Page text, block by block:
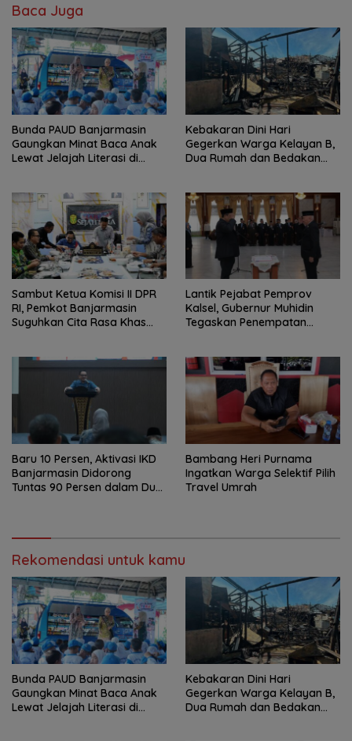
Baca Juga
Bunda PAUD Banjarmasin
Gaungkan Minat Baca Anak
Lewat Jelajah Literasi di
Kebakaran Dini Hari
Gegerkan Warga Kelayan B,
Dua Rumah dan Bedakan
Sambut Ketua Komisi II DPR
RI, Pemkot Banjarmasin
Suguhkan Cita Rasa Khas
Lantik Pejabat Pemprov
Kalsel, Gubernur Muhidin
Tegaskan Penempatan
Baru 10 Persen, Aktivasi IKD
Banjarmasin Didorong
Tuntas 90 Persen dalam Dua
Bambang Heri Purnama
Ingatkan Warga Selektif Pilih
Travel Umrah
Rekomendasi untuk kamu
Bunda PAUD Banjarmasin
Gaungkan Minat Baca Anak
Lewat Jelajah Literasi di
Kebakaran Dini Hari
Gegerkan Warga Kelayan B,
Dua Rumah dan Bedakan